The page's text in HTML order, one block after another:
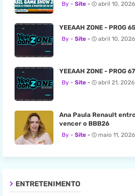
Site abril 10, 2026
YEEAAH ZONE - PROG 65
Site abril 10, 2026
YEEAAH ZONE - PROG 67
Site abril 21, 2026
Ana Paula Renault
vencer o BBB26
Site maio 11, 2026
ENTRETENIMENTO